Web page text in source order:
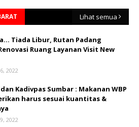
Lihat semua
Tiada Libur, Rutan Padang
Ruang Layanan Visit New
2022
Kadivpas Sumbar : Makanan WBP
harus sesuai kuantitas &
2022